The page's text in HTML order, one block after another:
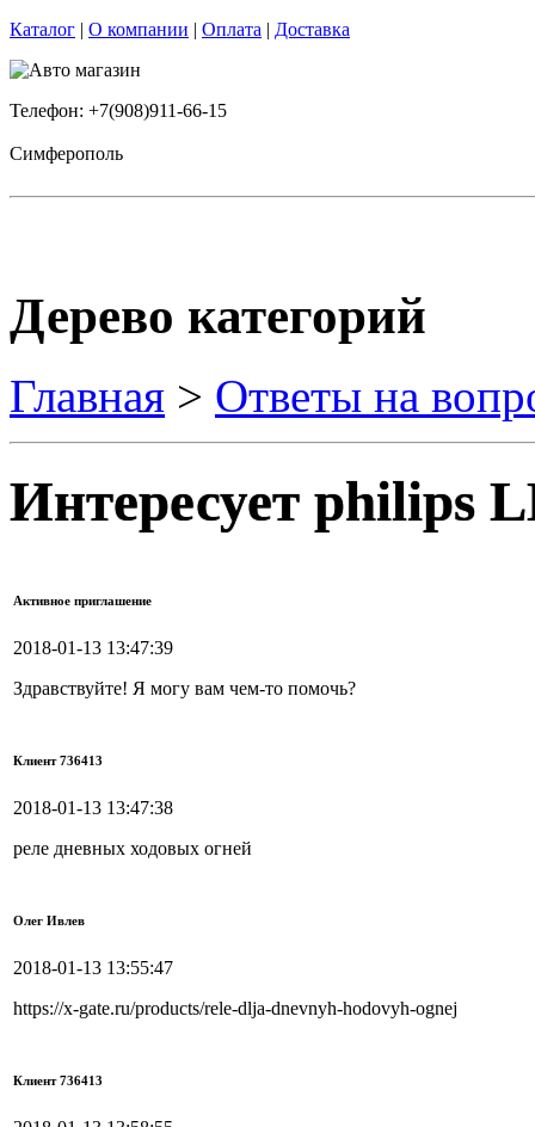
Каталог | О компании | Оплата | Доставка
Телефон: +7(908)911-66-15
Симферополь
Дерево категорий
Главная > Ответы на
Интересует philips
Активное приглашение
2018-01-13 13:47:39
Здравствуйте! Я могу вам чем-то помочь?
Клиент 736413
2018-01-13 13:47:38
реле дневных ходовых огней
Олег Ивлев
2018-01-13 13:55:47
https://x-gate.ru/products/rele-dlja-dnevnyh-hodovyh-ognej
Клиент 736413